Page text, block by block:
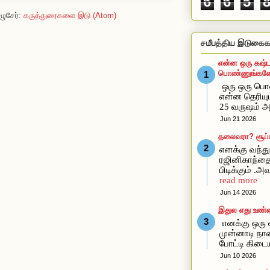
கருத்துரைகளை இடு (Atom)
சமீபத்திய
என்ன ஒரு
ஒரு ஒரு
என்ன
25 வருஷம்
Jun 21 2026
தலைவரா?
எனக்கு
பிடிக்கும்
read more
Jun 14 2026
இதுல எது
எனக்கு ஒரு
முன்னாடி
போட்டி
Jun 10 2026